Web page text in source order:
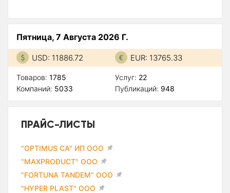
Пятница, 7 Августа 2026 Г.
USD: 11886.72 EUR: 13765.33
Товаров: 1785
Компаний: 5033
Услуг: 22
Публикаций: 948
ПРАЙС-ЛИСТЫ
"OPTIMUS CA" ИП ООО
"MAXPRODUCT" ООО
"FORTUNA TANDEM" ООО
"HYPER PLAST" ООО